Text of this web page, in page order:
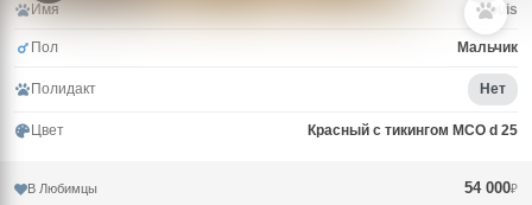
Имя Louis
Пол Мальчик
Полидакт Нет
Цвет Красный с тикингом MCO d 25
В Любимцы 54 000₽